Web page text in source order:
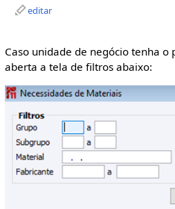
editar
Caso unidade de negócio tenha o
aberta a tela de filtros abaixo: